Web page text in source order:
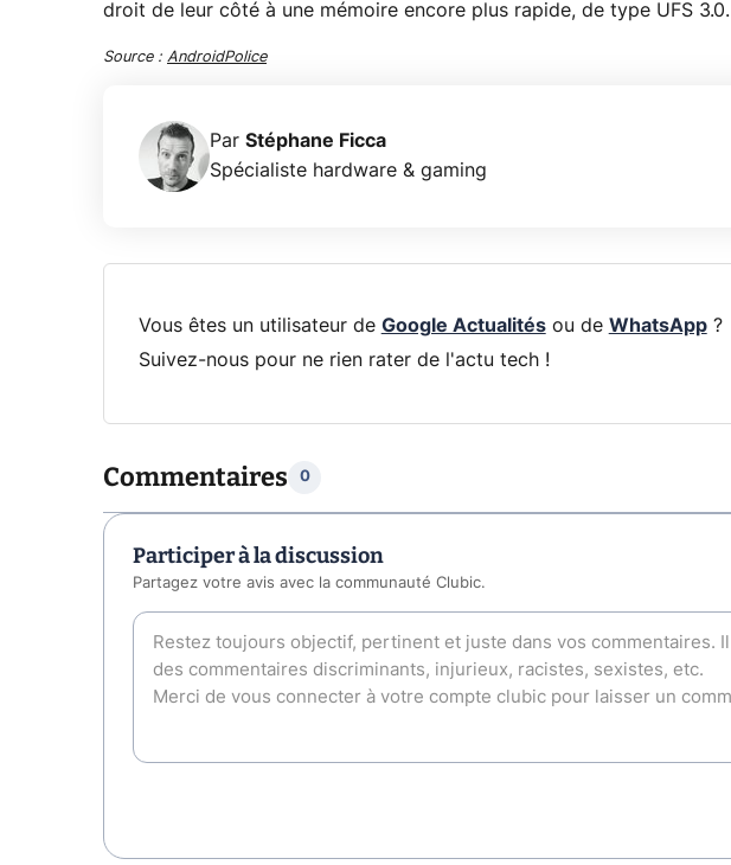
droit de leur côté à une mémoire encore plus rapide, de type UFS 3.0.
Source : AndroidPolice
Par Stéphane Ficca
Spécialiste hardware & gaming
Vous êtes un utilisateur de Google Actualitésou de WhatsApp?
Suivez-nous pour ne rien rater de l'actu tech !
Commentaires 0
Participer à la discussion
Partagez votre avis avec la communauté Clubic.